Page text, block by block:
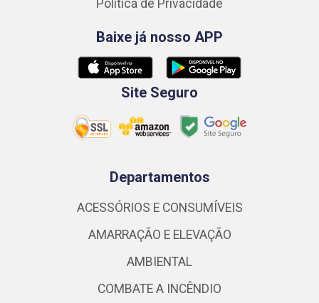
Política de Privacidade
Baixe já nosso APP
Site Seguro
Departamentos
ACESSÓRIOS E CONSUMÍVEIS
AMARRAÇÃO E ELEVAÇÃO
AMBIENTAL
COMBATE A INCÊNDIO